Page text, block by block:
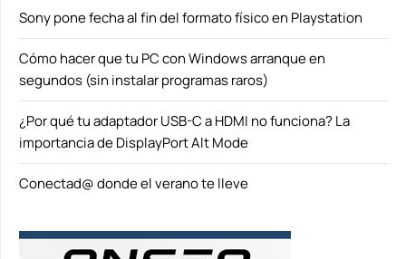
Sony pone fecha al fin del formato físico en Playstation
Cómo hacer que tu PC con Windows arranque en
segundos (sin instalar programas raros)
¿Por qué tu adaptador USB-C a HDMI no funciona? La
importancia de DisplayPort Alt Mode
Conectad@ donde el verano te lleve